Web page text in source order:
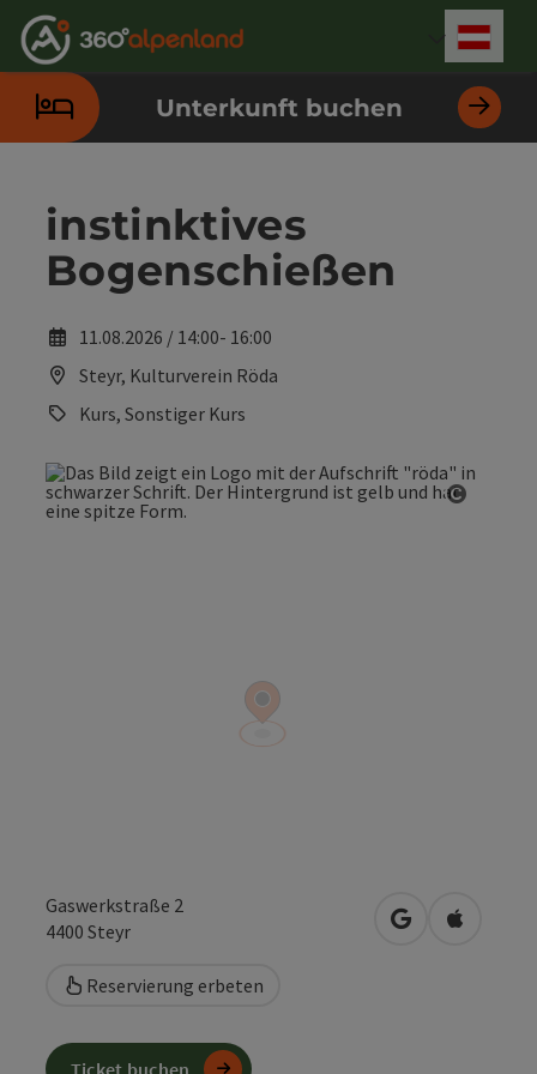
Zum Inhalt
Zur Navigation
Zum Seitenanfang
Zur Kontaktseite
Zur Suche
Zum Impressum
Zu den Hinweisen zur Bedienung der Website
Zur Startseite
Unterkunft buchen
instinktives
Bogenschießen
11.08.2026 / 14:00- 16:00
Steyr, Kulturverein Röda
Kurs, Sonstiger Kurs
Gaswerkstraße 2
4400 Steyr in Googlein Apple
Reservierung erbeten